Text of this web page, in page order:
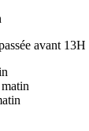
avant